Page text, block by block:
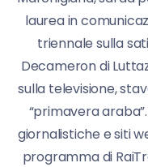
laurea in
triennale sulla
Decameron di
sulla televisione,
“primavera
giornalistiche e siti
programma di